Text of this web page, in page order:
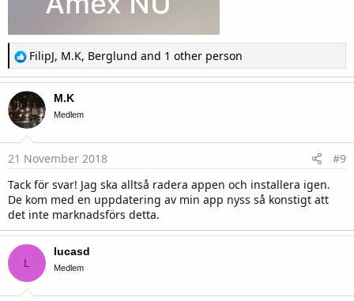
R
a
c
t
i
o
:
FilipJ, M.K, Berglund and 1 other person
M.K
Medlem
21 November 2018
#9
Tack för svar! Jag ska alltså radera appen och installera igen.
De kom med en uppdatering av min app nyss så konstigt att
det inte marknadsförs detta.
L
lucasd
Medlem